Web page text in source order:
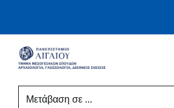
Μετάβαση σε ...